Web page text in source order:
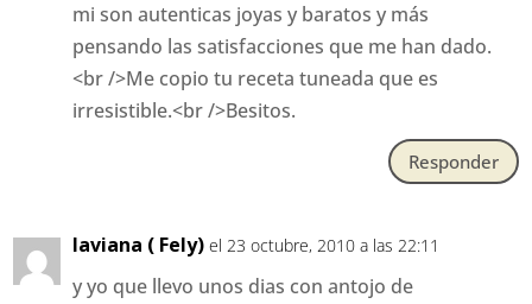
mi son autenticas joyas y baratos y más
pensando las satisfacciones que me han dado.
<br />Me copio tu receta tuneada que es
irresistible.<br />Besitos.
Responder
laviana ( Fely) el 23 octubre, 2010 a las 22:11
y yo que llevo unos dias con antojo de